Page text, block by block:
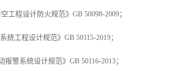
程设计防火规范》GB 50098-2009；
统工程设计规范》GB 50115-2019；
报警系统设计规范》GB 50116-2013；